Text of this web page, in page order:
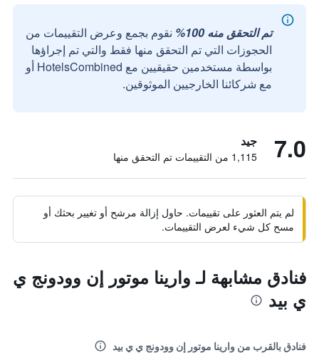
تم التحقق منه 100%
نقوم بجمع وعرض التقييمات من
الحجوزات التي تم التحقق منها فقط والتي تم إجراؤها
بواسطة مستخدمين حقيقيين مع HotelsCombined أو
مع شركائنا الخارجيين الموثوقين.
7.0 جيد
1,115 من التقييمات تم التحقق منها
لم يتم العثور على تقييمات. حاول إزالة مرشح أو تغيير بحثك أو
مسح كل شيء لعرض التقييمات.
فنادق مشابهة لـ وارينا موتور إن وودونج ي
ي بيد
فنادق بالقرب من وارينا موتور إن وودونج ي ي بيد